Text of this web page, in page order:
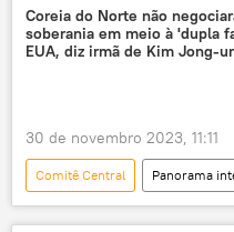
Brasil
Federação da
Partido Comunista Brasileiro
bolcheviques
liderança
comunismo
exclusiva
Supremo Tribunal Federal (STF)
Coreia do Norte não
soberania em meio à 'dupla
EUA, diz irmã de Kim Jong-
30 de novembro 2023, 11:11
Comitê Central
Panorama
Ásia e Oceania
Coreia